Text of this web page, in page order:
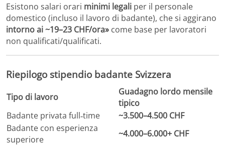
Esistono salari orari minimi legali per il personale
domestico (incluso il lavoro di badante), che si aggirano
intorno ai ~19–23 CHF/ora» come base per lavoratori
non qualificati/qualificati.
Riepilogo stipendio badante Svizzera
Tipo di lavoro
Guadagno lordo mensile
tipico
Badante privata full‑time
~3.500–4.500 CHF
Badante con esperienza
superiore
~4.000–6.000+ CHF